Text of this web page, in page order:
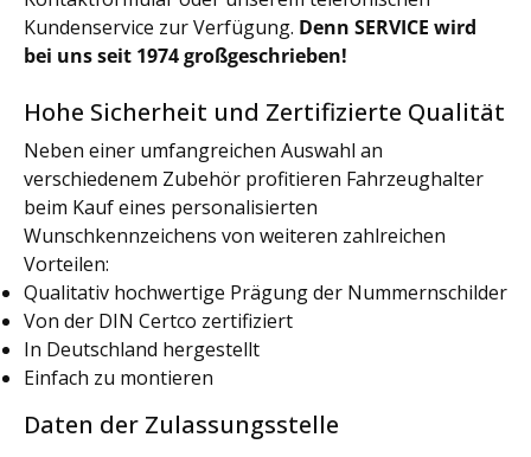
Kundenservice zur Verfügung. Denn SERVICE wird
bei uns seit 1974 großgeschrieben!
Hohe Sicherheit und Zertifizierte Qualität
Neben einer umfangreichen Auswahl an
verschiedenem Zubehör profitieren Fahrzeughalter
beim Kauf eines personalisierten
Wunschkennzeichens von weiteren zahlreichen
Vorteilen:
Qualitativ hochwertige Prägung der Nummernschilder
Von der DIN Certco zertifiziert
In Deutschland hergestellt
Einfach zu montieren
Daten der Zulassungsstelle